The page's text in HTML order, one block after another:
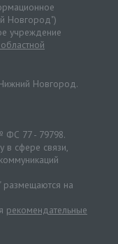
Новгород")
учреждение
Новгород.
ФС 77 - 79798.
сфере связи,
размещаются на
рекомендательные